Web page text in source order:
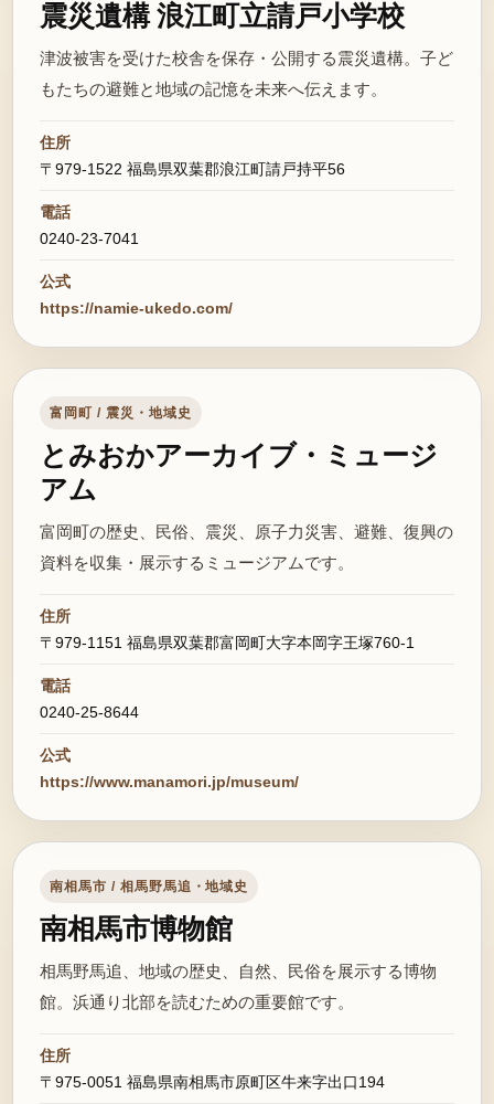
震災遺構 浪江町立請戸小学校
津波被害を受けた校舎を保存・公開する震災遺構。子ど
もたちの避難と地域の記憶を未来へ伝えます。
住所
〒979-1522 福島県双葉郡浪江町請戸持平56
電話
0240-23-7041
公式
https://namie-ukedo.com/
富岡町 / 震災・地域史
とみおかアーカイブ・ミュージ
アム
富岡町の歴史、民俗、震災、原子力災害、避難、復興の
資料を収集・展示するミュージアムです。
住所
〒979-1151 福島県双葉郡富岡町大字本岡字王塚760-1
電話
0240-25-8644
公式
https://www.manamori.jp/museum/
南相馬市 / 相馬野馬追・地域史
南相馬市博物館
相馬野馬追、地域の歴史、自然、民俗を展示する博物
館。浜通り北部を読むための重要館です。
住所
〒975-0051 福島県南相馬市原町区牛来字出口194